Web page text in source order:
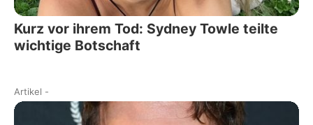
Kurz vor ihrem Tod: Sydney Towle teilte
wichtige Botschaft
Artikel -